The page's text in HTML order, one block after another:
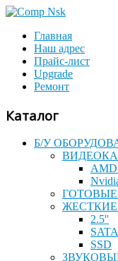
Главная
Наш адрес
Прайс-лист
Upgrade
Ремонт
Каталог
Б/У
AMD
2.5''
SATA
SSD